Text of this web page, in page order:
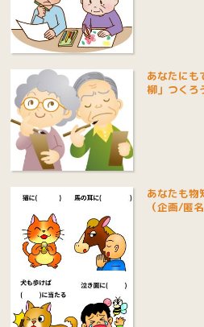
あなたにも
柳」つくろ
あなたも物
（企画/匿